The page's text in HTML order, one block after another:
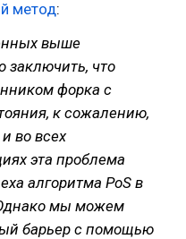
метод:
выше
что
форка с
к сожалению,
во всех
эта проблема
алгоритма PoS в
мы можем
барьер с помощью